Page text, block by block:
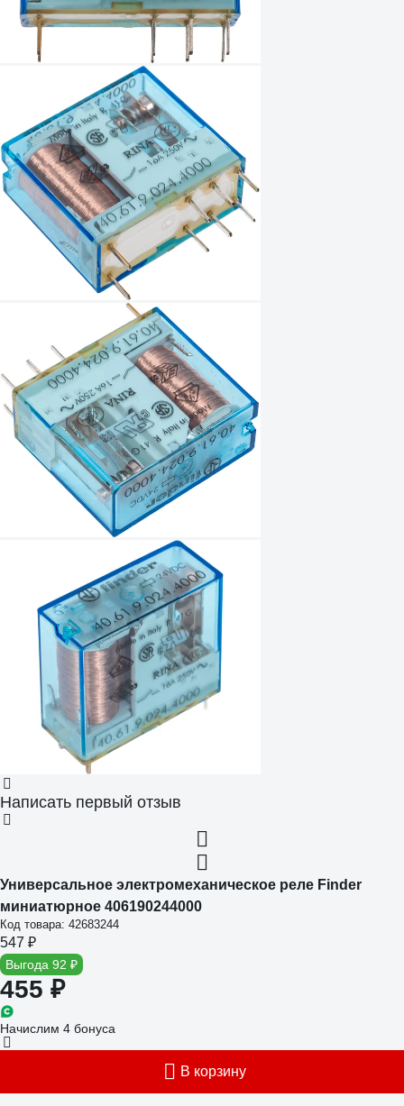
Написать первый отзыв
Универсальное электромеханическое реле Finder
миниатюрное 406190244000
Код товара: 42683244
547 ₽
Выгода 92 ₽
455 ₽
Начислим 4 бонуса
В корзину